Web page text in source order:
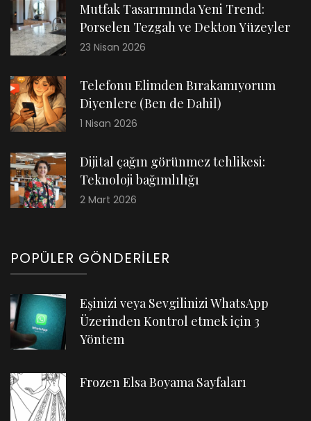
Mutfak Tasarımında Yeni Trend:
Porselen Tezgah ve Dekton Yüzeyler
23 Nisan 2026
Telefonu Elimden Bırakamıyorum
Diyenlere (Ben de Dahil)
1 Nisan 2026
Dijital çağın görünmez tehlikesi:
Teknoloji bağımlılığı
2 Mart 2026
POPÜLER GÖNDERILER
Eşinizi veya Sevgilinizi WhatsApp
Üzerinden Kontrol etmek için 3
Yöntem
Frozen Elsa Boyama Sayfaları